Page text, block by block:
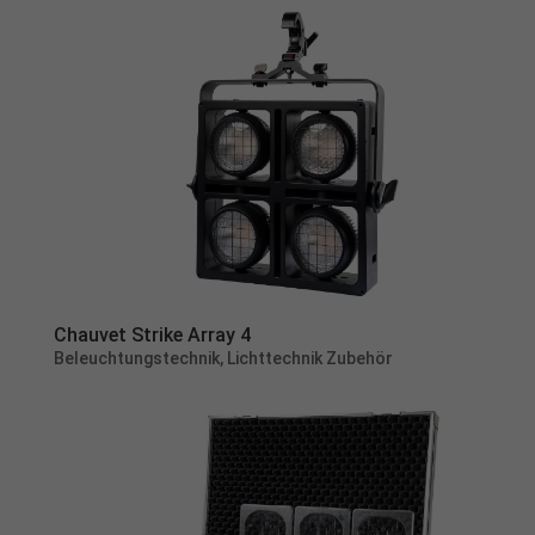
Chauvet Strike Array 4
Beleuchtungstechnik, Lichttechnik Zubehör